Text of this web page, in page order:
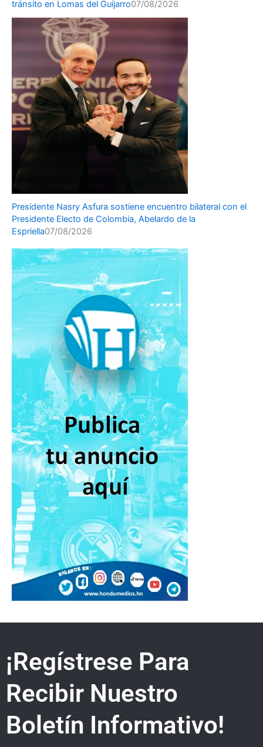
tránsito en Lomas del Guijarro07/08/2026
Presidente Nasry Asfura sostiene encuentro bilateral con el
Presidente Electo de Colombia, Abelardo de la
Espriella07/08/2026
¡Regístrese Para
Recibir Nuestro
Boletín Informativo!